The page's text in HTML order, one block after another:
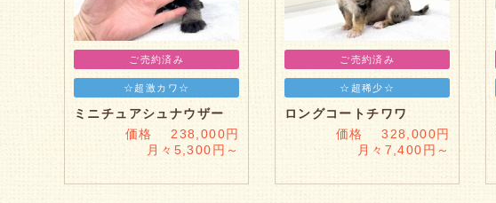
ご売約済み
☆超激カワ☆
ミニチュアシュナウザー
価格 238,000円
月々5,300円～
ご売約済み
☆超稀少☆
ロングコートチワワ
価格 328,000円
月々7,400円～